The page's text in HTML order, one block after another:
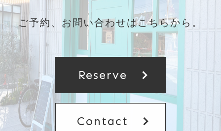
ご予約、お問い合わせはこちらから。
Reserve chevron_right
Contact chevron_right